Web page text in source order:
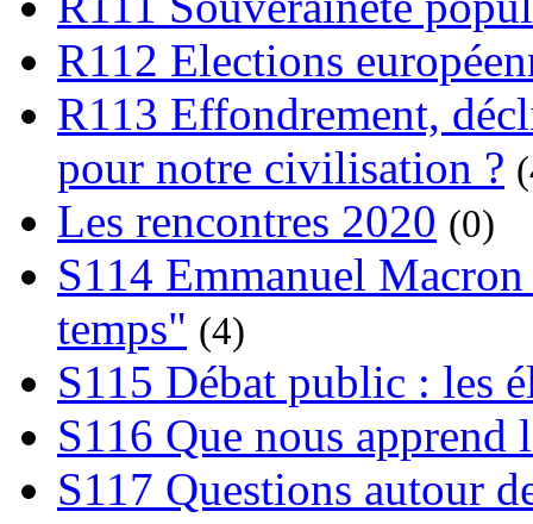
R112 Elections
R113 Effondrement,
pour notre civilisation ?
Les rencontres 2020 (0)
S114 Emmanuel
temps" (4)
S115 Débat public : les
S116 Que nous apprend
S117 Questions autour